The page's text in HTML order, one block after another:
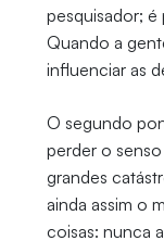
pesquisador;
Quando a
influenciar as
O segundo
perder o
grandes
ainda assim o
coisas: nunca